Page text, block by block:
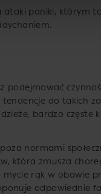
ataki paniki, którym
podejmować
do takich
bardzo częste
normami
która zmusza
mycie rąk w obawie
odpowiednie